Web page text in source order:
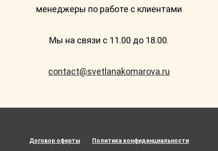
менеджеры по работе с клиентами
Мы на связи с 11.00 до 18.00.
contact@svetlanakomarova.ru
Договор оферты Политика конфиденциальности